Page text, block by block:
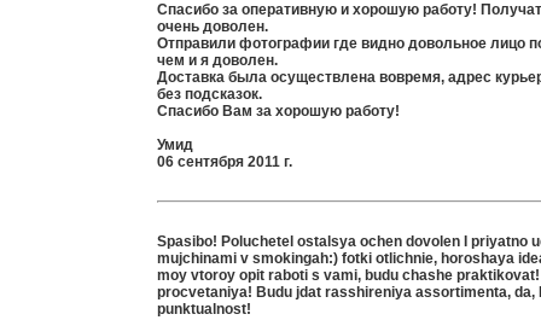
Спасибо за оперативную и хорошую работу!
очень доволен.
Отправили фотографии где видно довольное лицо
чем и я доволен.
Доставка была осуществлена вовремя, адрес
без подсказок.
Спасибо Вам за хорошую работу!
Умид
06 сентября 2011 г.
Spasibo! Poluchetel ostalsya ochen dovolen I priyatno
mujchinami v smokingah:) fotki otlichnie, horoshaya
moy vtoroy opit raboti s vami, budu chashe
procvetaniya! Budu jdat rasshireniya assortimenta, da,
punktualnost!